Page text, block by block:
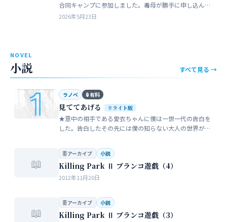
合同キャンプに参加しました。毒母が勝手に申し込んだ
強制的なイベントでした。まったく乗り気がしません。
2026年5月23日
NOVEL
小説 すべて見る →
ラノベ 🔒 有料
見ててあげる リライト版
★意中の相手である愛衣ちゃんに僕は一世一代の告白を
した。告白したその先には僕の知らない大人の世界が待
る常識。。。…
📖
🗄 アーカイブ 小説
Killing Park Ⅱ ブランコ遊戯（4）
2012年11月20日
📖
🗄 アーカイブ 小説
Killing Park Ⅱ ブランコ遊戯（3）